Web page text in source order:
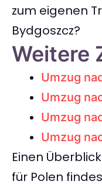
zum eigenen
Bydgoszcz?
Weitere
Umzug
Umzug
Umzug
Umzug
Einen
für Polen